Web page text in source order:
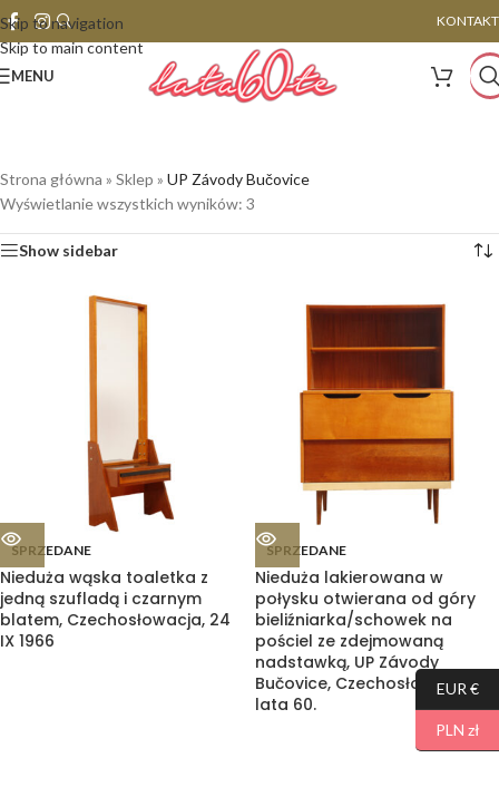
Skip to navigation
Skip to main content
KONTAKT
MENU
Strona główna » Sklep » UP Závody Bučovice
Wyświetlanie wszystkich wyników: 3
Show sidebar
SPRZEDANE
Nieduża wąska toaletka z
jedną szufladą i czarnym
blatem, Czechosłowacja, 24
IX 1966
SPRZEDANE
Nieduża lakierowana w
połysku otwierana od góry
bieliźniarka/schowek na
pościel ze zdejmowaną
nadstawką, UP Závody
Bučovice, Czechosłowacja,
lata 60.
EUR €
PLN zł